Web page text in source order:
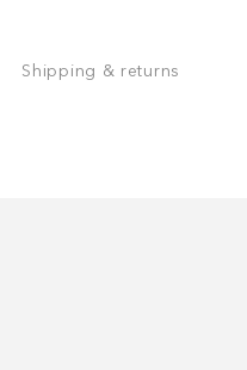
Shipping & returns